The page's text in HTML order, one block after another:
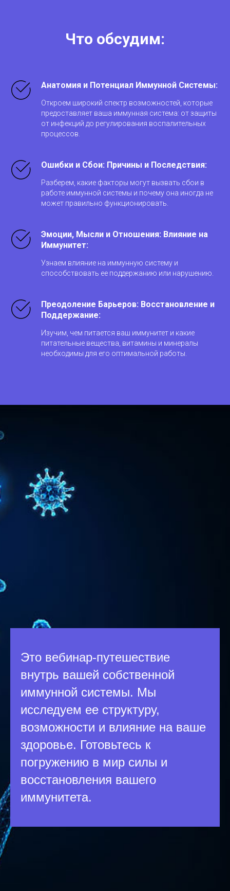
Что обсудим:
Анатомия и Потенциал Иммунной Системы:
Откроем широкий спектр возможностей, которые
предоставляет ваша иммунная система: от защиты
от инфекций до регулирования воспалительных
процессов.
Ошибки и Сбои: Причины и Последствия:
Разберем, какие факторы могут вызвать сбои в
работе иммунной системы и почему она иногда не
может правильно функционировать.
Эмоции, Мысли и Отношения: Влияние на
Иммунитет:
Узнаем влияние на иммунную систему и
способствовать ее поддержанию или нарушению.
Преодоление Барьеров: Восстановление и
Поддержание:
Изучим, чем питается ваш иммунитет и какие
питательные вещества, витамины и минералы
необходимы для его оптимальной работы.
Это вебинар-путешествие
внутрь вашей собственной
иммунной системы. Мы
исследуем ее структуру,
возможности и влияние на ваше
здоровье. Готовьтесь к
погружению в мир силы и
восстановления вашего
иммунитета.